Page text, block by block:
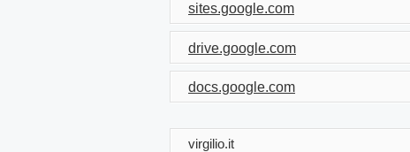
sites.google.com
drive.google.com
docs.google.com
virgilio.it